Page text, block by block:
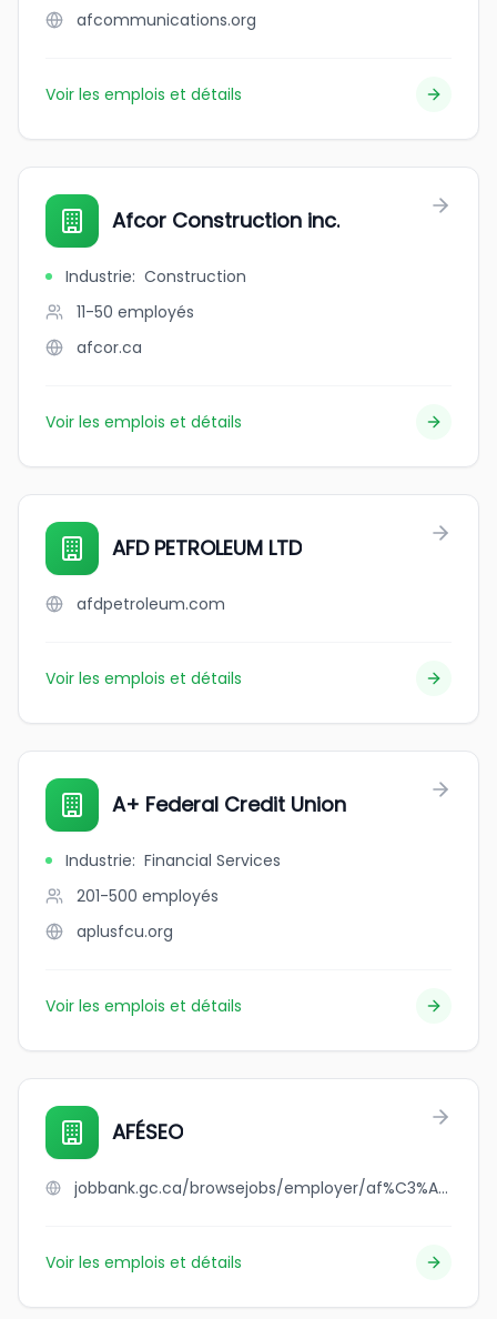
afcommunications.org
Voir les emplois et détails
Afcor Construction inc.
Industrie: Construction
11-50 employés
afcor.ca
Voir les emplois et détails
AFD PETROLEUM LTD
afdpetroleum.com
Voir les emplois et détails
A+ Federal Credit Union
Industrie: Financial Services
201-500 employés
aplusfcu.org
Voir les emplois et détails
AFÉSEO
jobbank.gc.ca/browsejobs/employer/af%C3%A9seo/ca
Voir les emplois et détails